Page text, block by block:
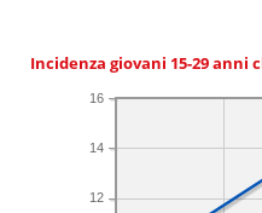
Incidenza giovani 15-29 anni
12
14
16